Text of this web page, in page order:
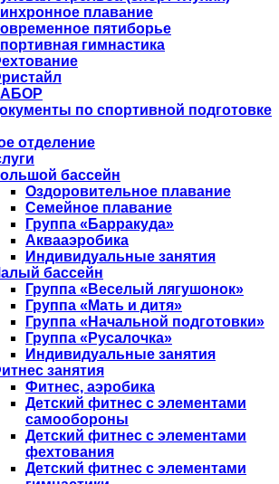
плавание
пятиборье
гимнастика
по спортивной подготовке
отделение
бассейн
Оздоровительное плавание
Семейное плавание
Группа «Барракуда»
Аквааэробика
Индивидуальные занятия
бассейн
Группа «Веселый лягушонок»
Группа «Мать и дитя»
Группа «Начальной подготовки»
Группа «Русалочка»
Индивидуальные занятия
занятия
Фитнес, аэробика
Детский фитнес с элементами
самообороны
Детский фитнес с элементами
фехтования
Детский фитнес с элементами